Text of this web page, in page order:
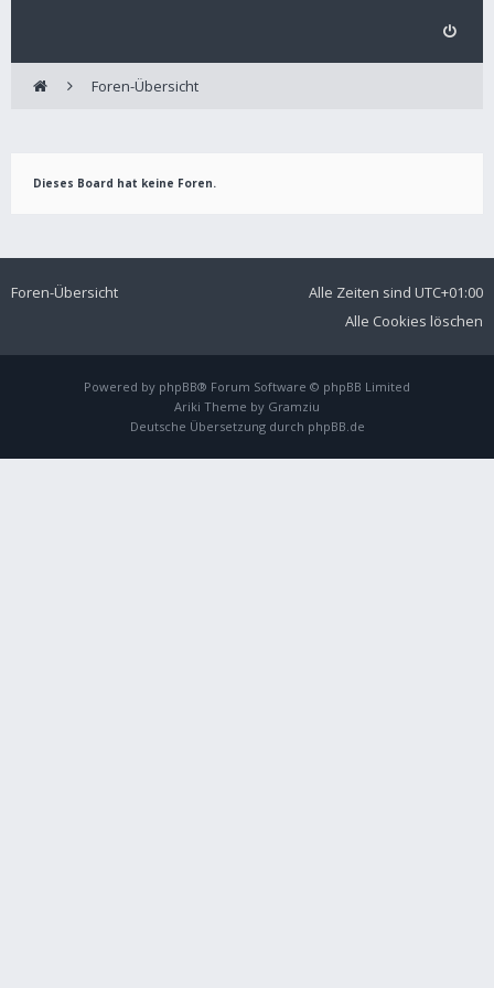
Foren-Übersicht
Dieses Board hat keine Foren.
Foren-Übersicht Alle Zeiten sind UTC+01:00
Alle Cookies löschen
Powered by phpBB® Forum Software © phpBB Limited
Ariki Theme by Gramziu
Deutsche Übersetzung durch phpBB.de